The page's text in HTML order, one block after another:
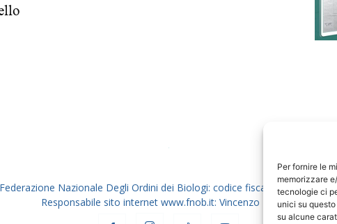
Per fornire le
memorizzare
tecnologie ci
unici su
su alcune
dei
Federazione Nazionale Degli Ordini dei Biologi: codice fiscale 80069130583
Responsabile sito internet www.fnob.it: Vincenzo D'Anna